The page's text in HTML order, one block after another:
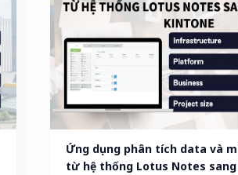
Ứng dụng phân tích data và
từ hệ thống Lotus Notes